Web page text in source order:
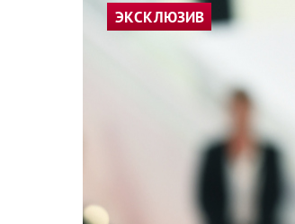
ЭКСКЛЮЗИВ